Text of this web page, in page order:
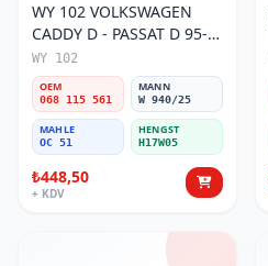
WY 102 VOLKSWAGEN
CADDY D - PASSAT D 95-
01 068 115 561 Yağ
Filtresi
WY 102
OEM
068 115 561
MANN
W 940/25
MAHLE
OC 51
HENGST
H17W05
₺448,50
+ KDV